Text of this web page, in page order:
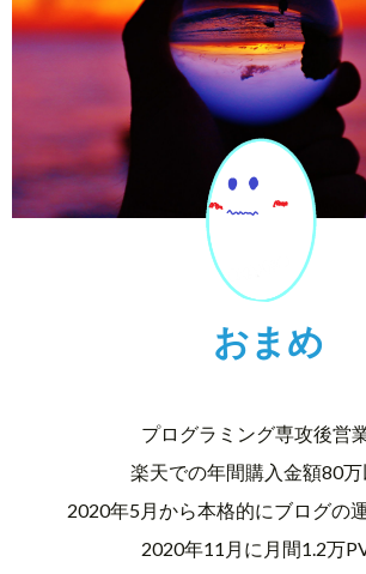
おまめ
プログラミング専攻後営
楽天での年間購入金額80
2020年5月から本格的にブログの
2020年11月に月間1.2万